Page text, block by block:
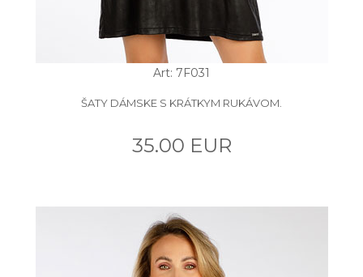
Art: 7F031
ŠATY DÁMSKE S KRÁTKYM RUKÁVOM.
35.00 EUR